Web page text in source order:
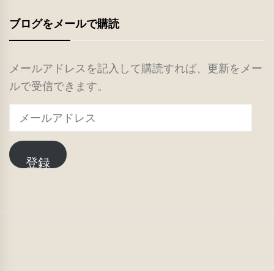
ブログをメールで購読
メールアドレスを記入して購読すれば、更新をメー
ルで受信できます。
ー
ル
ア 登録